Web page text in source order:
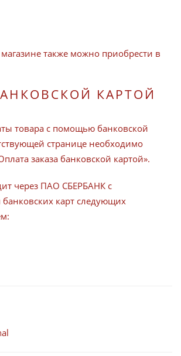
также можно приобрести в
КАРТОЙ
товара с помощью банковской
странице необходимо
заказа банковской картой».
через ПАО СБЕРБАНК с
карт следующих